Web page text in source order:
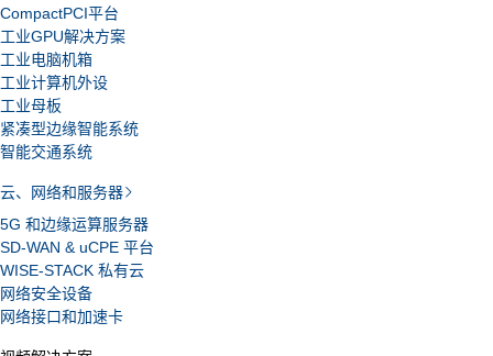
CompactPCI平台
工业GPU解决方案
工业电脑机箱
工业计算机外设
工业母板
紧凑型边缘智能系统
智能交通系统
云、网络和服务器
5G 和边缘运算服务器
SD-WAN & uCPE 平台
WISE-STACK 私有云
网络安全设备
网络接口和加速卡